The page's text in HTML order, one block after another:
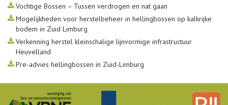
Vochtige Bossen – Tussen verdrogen en nat gaan
Mogelijkheden voor herstelbeheer in hellingbossen op kalkrijke
bodem in Zuid Limburg
Verkenning herstel kleinschalige lijnvormige infrastructuur
Heuvelland
Pre-advies hellingbossen in Zuid-Limburg